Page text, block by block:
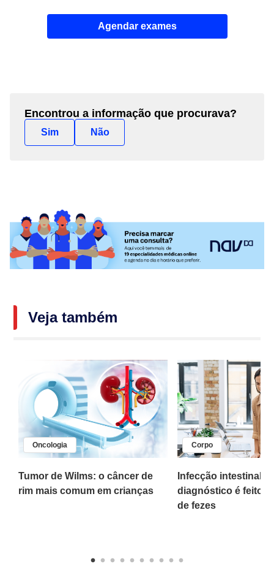
Agendar exames
Encontrou a informação que procurava?
Sim Não
Veja também
Oncologia
Tumor de Wilms: o câncer de
rim mais comum em crianças
Corpo
Infecção intestinal
diagnóstico é feito
de fezes